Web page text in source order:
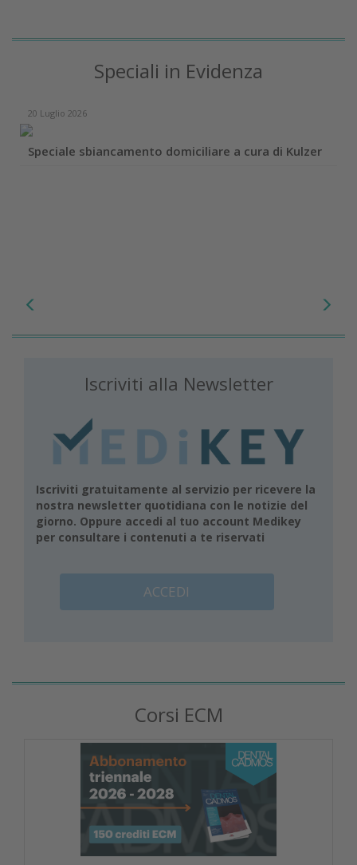
Speciali in Evidenza
20 Luglio 2026
Speciale sbiancamento domiciliare a cura di Kulzer
Iscriviti alla Newsletter
Iscriviti gratuitamente al servizio per ricevere la
nostra newsletter quotidiana con le notizie del
giorno. Oppure accedi al tuo account Medikey
per consultare i contenuti a te riservati
ACCEDI
Corsi ECM